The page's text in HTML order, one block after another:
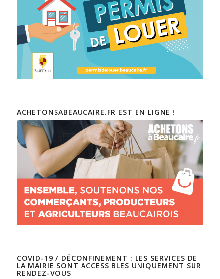
ACHETONSABEAUCAIRE.FR EST EN LIGNE !
COVID-19 / DÉCONFINEMENT : LES SERVICES DE
LA MAIRIE SONT ACCESSIBLES UNIQUEMENT SUR
RENDEZ-VOUS